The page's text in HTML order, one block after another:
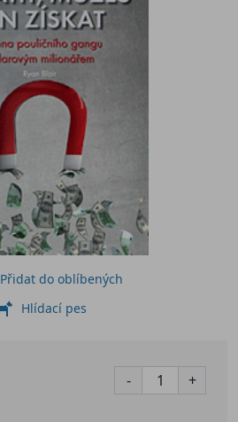
- +
Přidat do oblíbených
Hlídací pes